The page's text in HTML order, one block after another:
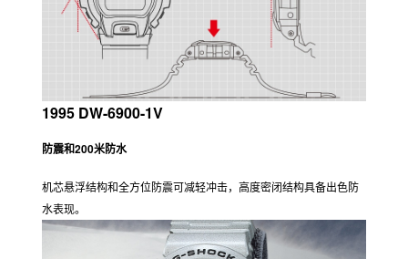
1995 DW-6900-1V
防震和200米防水
机芯悬浮结构和全方位防震可减轻冲击，高度密闭结构具备出色防
水表现。